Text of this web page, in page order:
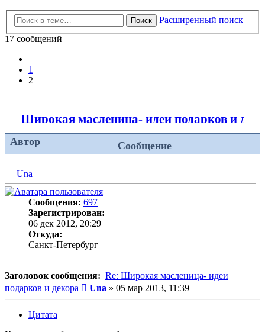
Поиск
Расширенный поиск
17 сообщений
1
2
Широкая масленица- идеи подарков и
Автор Сообщение
Una
Сообщения: 697
Зарегистрирован:
06 дек 2012, 20:29
Откуда:
Санкт-Петербург
Заголовок сообщения: Re: Широкая масленица- идеи
подарков и декора
Сообщение
Una » 05 мар 2013, 11:39
Цитата